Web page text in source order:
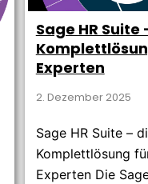
Sage HR Suite
Experten
2. Dezember 2025
Sage HR Suite –
Komplettlösung
Experten Die